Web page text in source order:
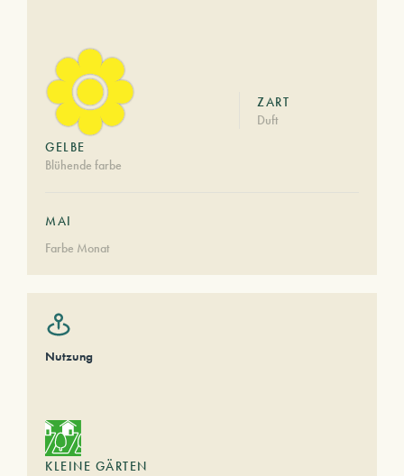
GELBE
Blühende farbe
ZART
Duft
MAI
Farbe Monat
Nutzung
KLEINE GÄRTEN